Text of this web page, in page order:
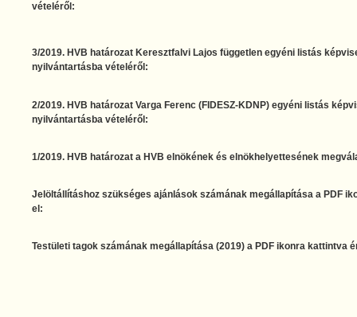
vételéről:
3/2019. HVB határozat Keresztfalvi Lajos független egyéni listás
nyilvántartásba vételéről:
2/2019. HVB határozat Varga Ferenc (FIDESZ-KDNP) egyéni listás
nyilvántartásba vételéről:
1/2019. HVB határozat a HVB elnökének és elnökhelyettesének
Jelöltállításhoz szükséges ajánlások számának megállapítása a PDF
el:
Testületi tagok számának megállapítása (2019) a PDF ikonra kattintva